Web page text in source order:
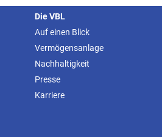
Die VBL
Auf einen Blick
Vermögensanlage
Nachhaltigkeit
Presse
Karriere